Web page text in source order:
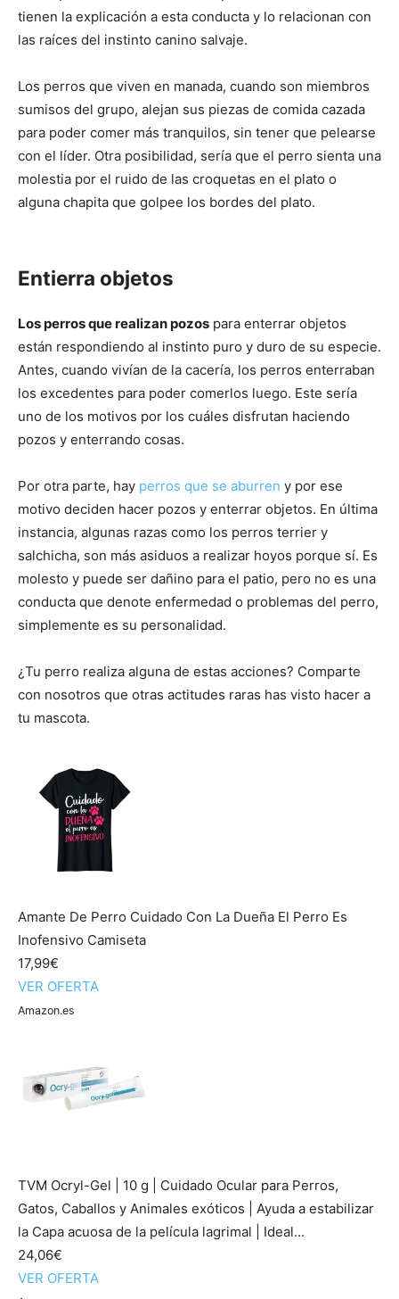
tienen la explicación a esta conducta y lo relacionan con
las raíces del instinto canino salvaje.
Los perros que viven en manada, cuando son miembros
sumisos del grupo, alejan sus piezas de comida cazada
para poder comer más tranquilos, sin tener que pelearse
con el líder. Otra posibilidad, sería que el perro sienta una
molestia por el ruido de las croquetas en el plato o
alguna chapita que golpee los bordes del plato.
Entierra objetos
Los perros que realizan pozos para enterrar objetos
están respondiendo al instinto puro y duro de su especie.
Antes, cuando vivían de la cacería, los perros enterraban
los excedentes para poder comerlos luego. Este sería
uno de los motivos por los cuáles disfrutan haciendo
pozos y enterrando cosas.
Por otra parte, hay perros que se aburren y por ese
motivo deciden hacer pozos y enterrar objetos. En última
instancia, algunas razas como los perros terrier y
salchicha, son más asiduos a realizar hoyos porque sí. Es
molesto y puede ser dañino para el patio, pero no es una
conducta que denote enfermedad o problemas del perro,
simplemente es su personalidad.
¿Tu perro realiza alguna de estas acciones? Comparte
con nosotros que otras actitudes raras has visto hacer a
tu mascota.
Amante De Perro Cuidado Con La Dueña El Perro Es
Inofensivo Camiseta
17,99€
VER OFERTA
Amazon.es
TVM Ocryl-Gel | 10 g | Cuidado Ocular para Perros,
Gatos, Caballos y Animales exóticos | Ayuda a estabilizar
la Capa acuosa de la película lagrimal | Ideal...
24,06€
VER OFERTA